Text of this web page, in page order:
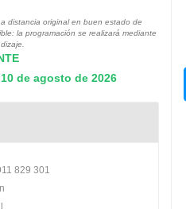
distancia original en buen estado de
la programación se realizará mediante
de agosto de 2026
829 301